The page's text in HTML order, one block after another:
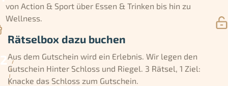
von Action & Sport über Essen & Trinken bis hin zu
Wellness.
Rätselbox dazu buchen
Aus dem Gutschein wird ein Erlebnis. Wir legen den
Gutschein Hinter Schloss und Riegel. 3 Rätsel, 1 Ziel:
Knacke das Schloss zum Gutschein.